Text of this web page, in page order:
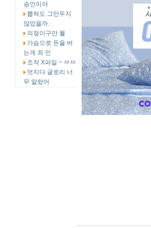
송인이야
뽑혀도 그만두지
않았을까.
의젖이구만 뭘
가슴으로 돈을 버
는게 죄 인
조작 X파일 ~ ㅉㅉ
멋지다 글로리 너
무 말랐어